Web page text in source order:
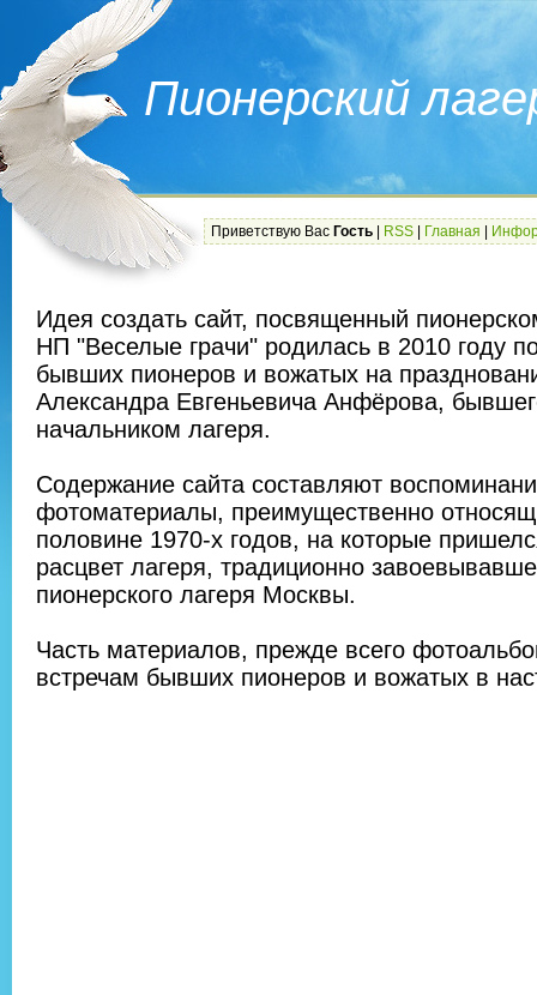
Пионерский
Приветствую Вас Гость RSS Главная
Идея создать сайт, посвященный
НП "Веселые грачи" родилась в 2010 году
бывших пионеров и вожатых на
Александра Евгеньевича Анфёрова,
начальником лагеря.
Содержание сайта составляют
фотоматериалы, преимущественно
половине 1970-х годов, на которые
расцвет лагеря, традиционно
пионерского лагеря Москвы.
Часть материалов, прежде всего
встречам бывших пионеров и вожатых в